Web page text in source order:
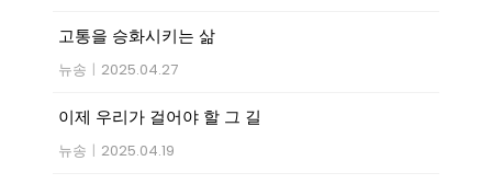
고통을 승화시키는 삶
뉴송 | 2025.04.27
이제 우리가 걸어야 할 그 길
뉴송 | 2025.04.19